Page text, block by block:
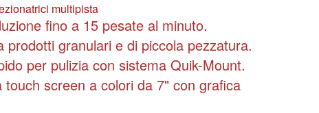
multipista
fino a 15 pesate al minuto.
prodotti granulari e di piccola pezzatura.
per pulizia con sistema Quik-Mount.
touch screen a colori da 7" con grafica